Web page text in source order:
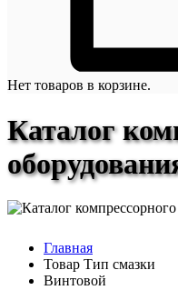
Нет товаров в корзине.
Каталог
Главная
Товар Тип смазки
Винтовой